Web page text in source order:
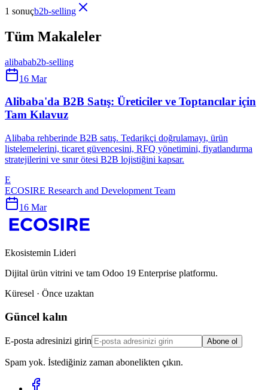
1 sonuçb2b-selling
Tüm Makaleler
alibabab2b-selling
16 Mar
Alibaba'da B2B Satış: Üreticiler ve Toptancılar için
Tam Kılavuz
Alibaba rehberinde B2B satış. Tedarikçi doğrulamayı, ürün
listelemelerini, ticaret güvencesini, RFQ yönetimini, fiyatlandırma
stratejilerini ve sınır ötesi B2B lojistiğini kapsar.
E
ECOSIRE Research and Development Team
16 Mar
Ekosistemin Lideri
Dijital ürün vitrini ve tam Odoo 19 Enterprise platformu.
Küresel · Önce uzaktan
Güncel kalın
E-posta adresinizi girin Abone ol
Spam yok. İstediğiniz zaman abonelikten çıkın.